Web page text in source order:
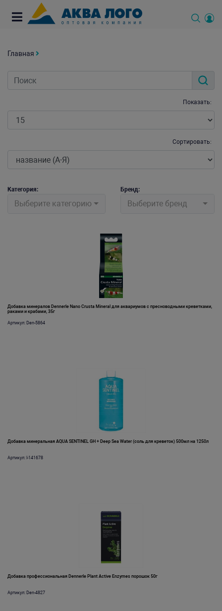
Главная
Показать:
Сортировать:
Категория:
Выберите категорию
Бренд:
Выберите бренд
Добавка минералов Dennerle Nano Crusta Mineral для аквариумов с пресноводными креветками,
раками и крабами, 35г
Артикул: Den-5864
Добавка минеральная AQUA SENTINEL GH + Deep Sea Water (соль для креветок) 500мл на 1250л
Артикул: I-141678
Добавка профессиональная Dennerle Plant Active Enzymes порошок 50г
Артикул: Den-4827